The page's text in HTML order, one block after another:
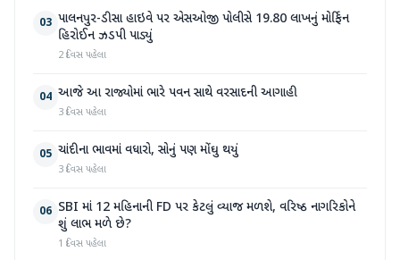
03 પાલનપુર-ડીસા હાઇવે પર એસઓજી પોલીસે 19.80 લાખનું મોર્ફિન
હિરોઈન ઝડપી પાડ્યું
2 દિવસ પહેલા
04 આજે આ રાજ્યોમાં ભારે પવન સાથે વરસાદની આગાહી
3 દિવસ પહેલા
05 ચાંદીના ભાવમાં વધારો, સોનું પણ મોંઘુ થયું
3 દિવસ પહેલા
06 SBI માં 12 મહિનાની FD પર કેટલું વ્યાજ મળશે, વરિષ્ઠ નાગરિકોને
શું લાભ મળે છે?
1 દિવસ પહેલા